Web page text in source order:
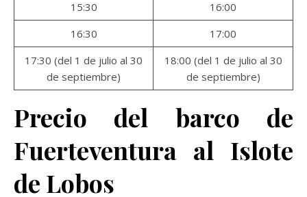
15:30
16:00
16:30
17:00
17:30 (del 1 de julio al 30
de septiembre)
18:00 (del 1 de julio al 30
de septiembre)
Precio del barco de
Fuerteventura al Islote
de Lobos